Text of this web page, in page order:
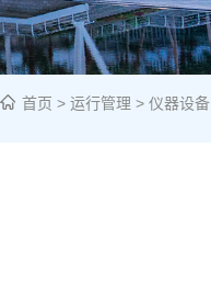
首页 > 运行管理 > 仪器设备